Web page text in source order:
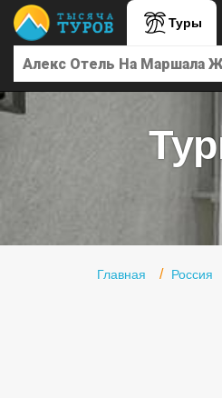
Туры
Главная Россия
Главная